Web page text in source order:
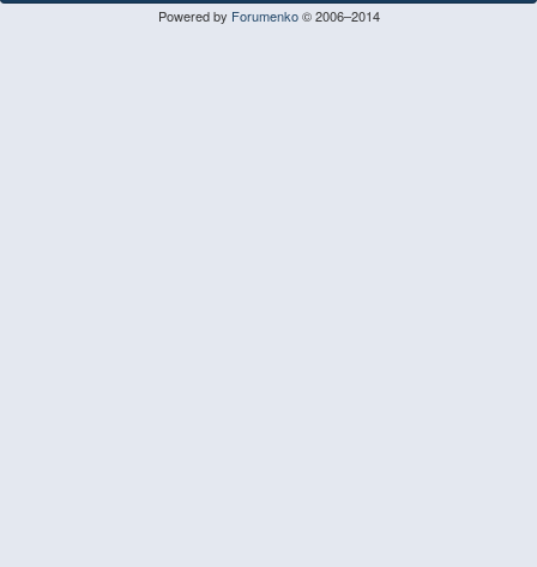
Powered by Forumenko© 2006–2014